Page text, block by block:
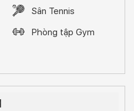
Sân Tennis
Phòng tập Gym